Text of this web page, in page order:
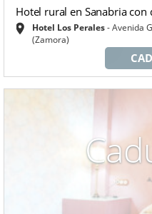
Hotel rural en Sanabria con
Hotel Los Perales Avenida
(Zamora)